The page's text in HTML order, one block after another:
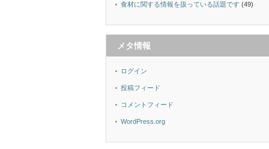
食材に関する情報を扱っている話題です (49)
メタ情報
ログイン
投稿フィード
コメントフィード
WordPress.org